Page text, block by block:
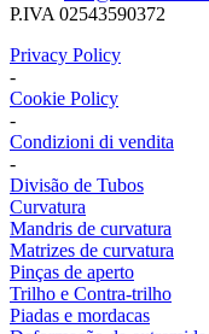
P.IVA 02543590372
Privacy Policy
-
Cookie Policy
-
Condizioni di vendita
-
Divisão de Tubos
Curvatura
Mandris de curvatura
Matrizes de curvatura
Pinças de aperto
Trilho e Contra-trilho
Piadas e mordacas